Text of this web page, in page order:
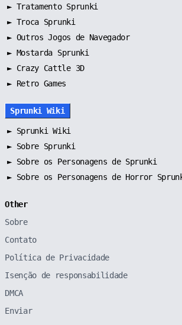
► Tratamento Sprunki
► Troca Sprunki
► Outros Jogos de Navegador
► Mostarda Sprunki
► Crazy Cattle 3D
► Retro Games
Sprunki Wiki
► Sprunki Wiki
► Sobre Sprunki
► Sobre os Personagens de Sprunki
► Sobre os Personagens de Horror
Other
Sobre
Contato
Política de Privacidade
Isenção de responsabilidade
DMCA
Enviar